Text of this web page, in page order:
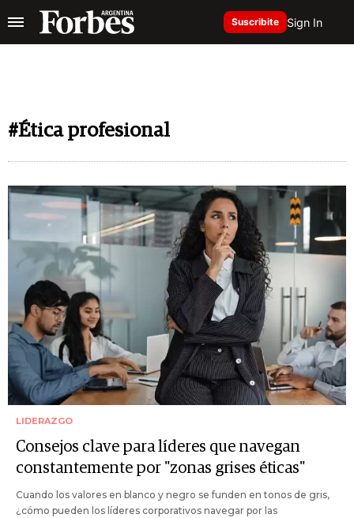
Suscribite Sign In
#Ética profesional
LIDERAZGO
Consejos clave para líderes que navegan
constantemente por "zonas grises éticas"
Cuando los valores en blanco y negro se funden en tonos de gris,
¿cómo pueden los líderes corporativos navegar por las